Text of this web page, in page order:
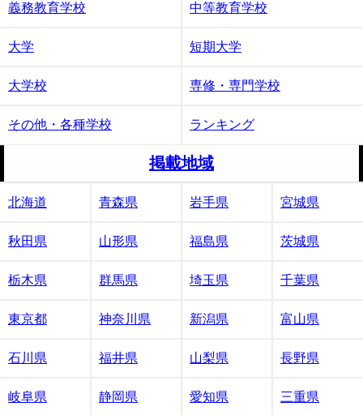
義務教育学校 中等教育学校
大学 短期大学
大学校 専修・専門学校
その他・各種学校 ランキング
掲載地域
北海道 青森県 岩手県 宮城県
秋田県 山形県 福島県 茨城県
栃木県 群馬県 埼玉県 千葉県
東京都 神奈川県 新潟県 富山県
石川県 福井県 山梨県 長野県
岐阜県 静岡県 愛知県 三重県